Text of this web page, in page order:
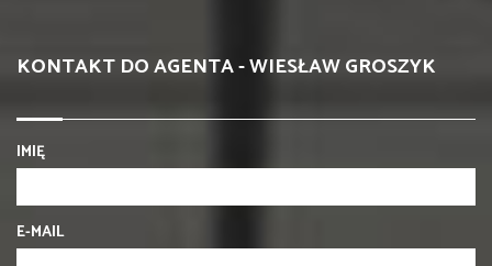
KONTAKT DO AGENTA - WIESŁAW GROSZYK
IMIĘ
E-MAIL